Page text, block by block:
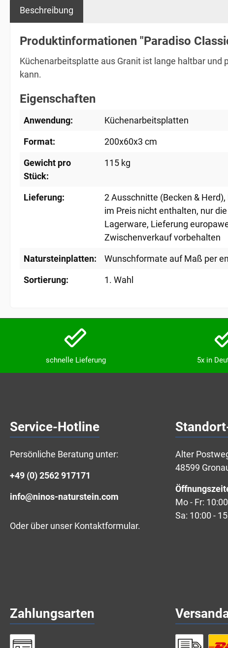
Beschreibung
Produktinformationen "Paradiso
Küchenarbeitsplatte aus Granit ist lange haltbar
kann.
Eigenschaften
Anwendung: Küchenarbeitsplatten
Format: 200x60x3 cm
Gewicht pro
Stück:
115 kg
Lieferung: 2 Ausschnitte (Becken & Herd)
im Preis nicht enthalten, nur
Lagerware, Lieferung
Zwischenverkauf vorbehalten
Natursteinplatten: Wunschformate auf Maß per
Sortierung: 1. Wahl
schnelle Lieferung 5x in
Service-Hotline
Persönliche Beratung unter:
+49 (0) 2562 917171
info@ninos-naturstein.com
Oder über unser Kontaktformular.
Alter
48599
Mo - Fr:
Sa: 10:00 -
Zahlungsarten